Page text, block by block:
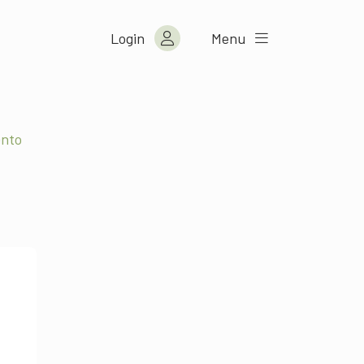
Login Menu